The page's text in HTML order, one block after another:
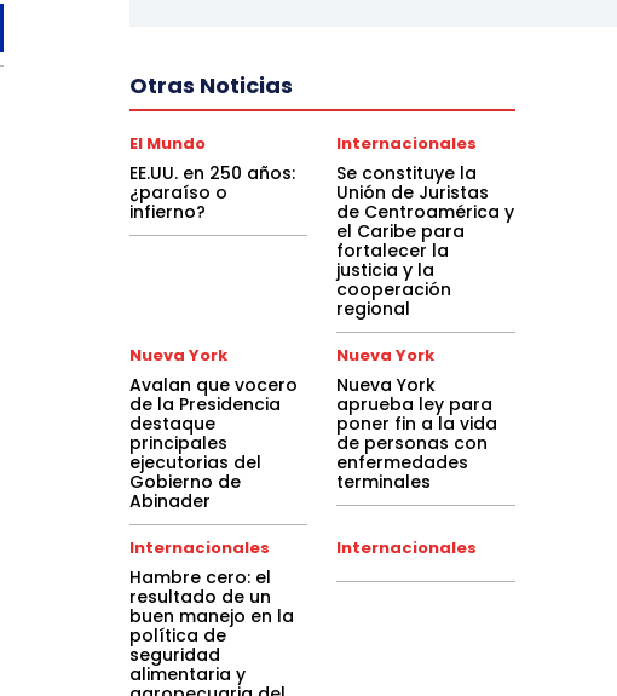
Otras Noticias
El Mundo
EE.UU. en 250 años:
¿paraíso o
infierno?
Internacionales
Se constituye la
Unión de Juristas
de Centroamérica y
el Caribe para
fortalecer la
justicia y la
cooperación
regional
Nueva York
Avalan que vocero
de la Presidencia
destaque
principales
ejecutorias del
Gobierno de
Abinader
Nueva York
Nueva York
aprueba ley para
poner fin a la vida
de personas con
enfermedades
terminales
Internacionales
Hambre cero: el
resultado de un
buen manejo en la
política de
seguridad
alimentaria y
Internacionales